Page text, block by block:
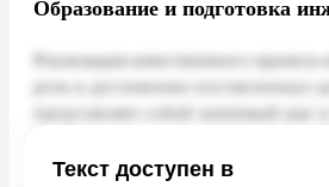
Образование и подготовка
Текст доступен в